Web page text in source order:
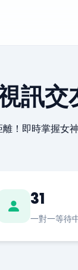
訊交
！即時掌握女
31
一對一等待